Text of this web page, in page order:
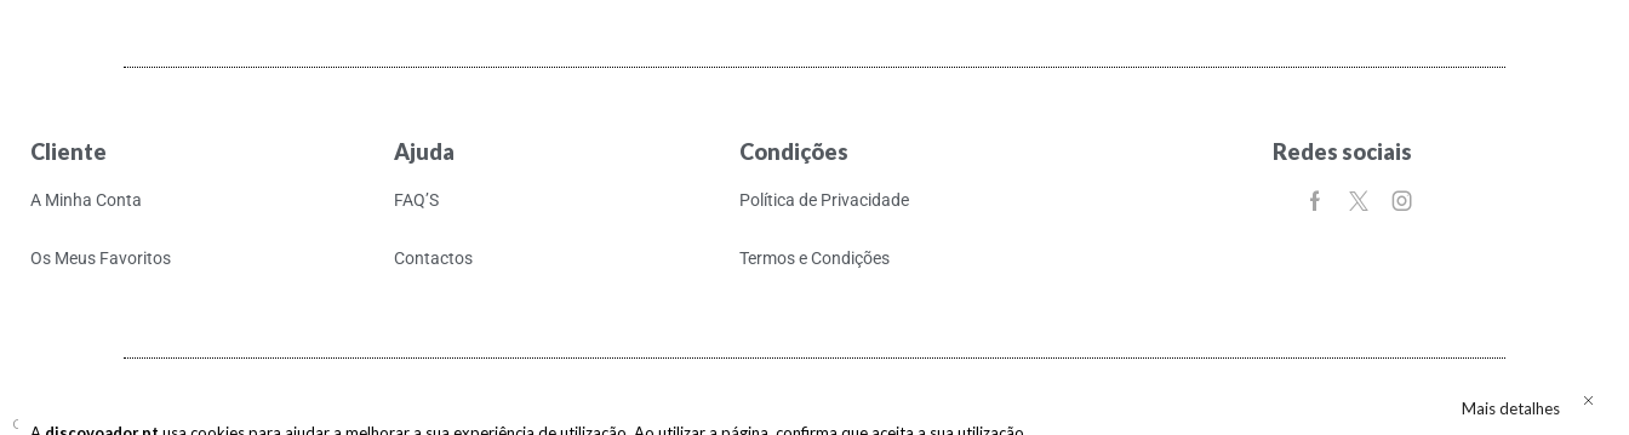
Mais detalhes
Cliente
A Minha Conta
Os Meus Favoritos
Ajuda
FAQ’S
Contactos
Condições
Política de Privacidade
Termos e Condições
Redes sociais
Copyright © 2017-2026 discovoador. Todos os direitos reservados.